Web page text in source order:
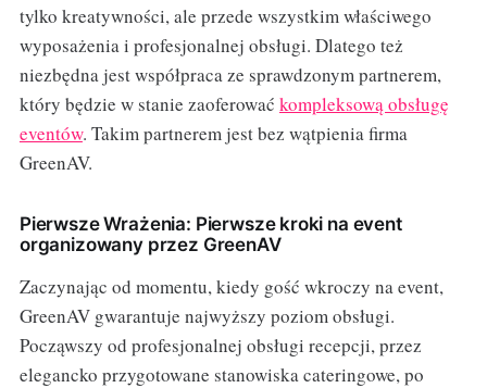
tylko kreatywności, ale przede wszystkim właściwego
wyposażenia i profesjonalnej obsługi. Dlatego też
niezbędna jest współpraca ze sprawdzonym partnerem,
który będzie w stanie zaoferować kompleksową obsługę
eventów. Takim partnerem jest bez wątpienia firma
GreenAV.
Pierwsze Wrażenia: Pierwsze kroki na event
organizowany przez GreenAV
Zaczynając od momentu, kiedy gość wkroczy na event,
GreenAV gwarantuje najwyższy poziom obsługi.
Począwszy od profesjonalnej obsługi recepcji, przez
elegancko przygotowane stanowiska cateringowe, po